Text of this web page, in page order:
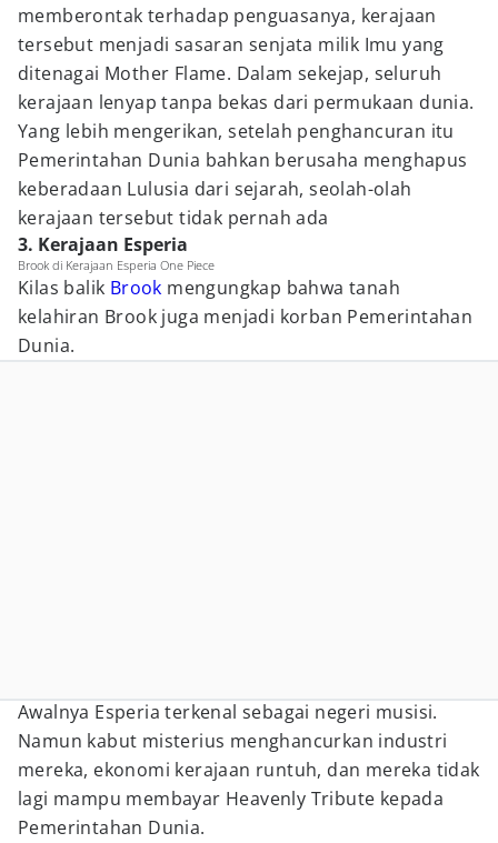
memberontak terhadap penguasanya, kerajaan
tersebut menjadi sasaran senjata milik Imu yang
ditenagai Mother Flame. Dalam sekejap, seluruh
kerajaan lenyap tanpa bekas dari permukaan dunia.
Yang lebih mengerikan, setelah penghancuran itu
Pemerintahan Dunia bahkan berusaha menghapus
keberadaan Lulusia dari sejarah, seolah-olah
kerajaan tersebut tidak pernah ada
3. Kerajaan Esperia
Brook di Kerajaan Esperia One Piece
Kilas balik Brook mengungkap bahwa tanah
kelahiran Brook juga menjadi korban Pemerintahan
Dunia.
Awalnya Esperia terkenal sebagai negeri musisi.
Namun kabut misterius menghancurkan industri
mereka, ekonomi kerajaan runtuh, dan mereka tidak
lagi mampu membayar Heavenly Tribute kepada
Pemerintahan Dunia.